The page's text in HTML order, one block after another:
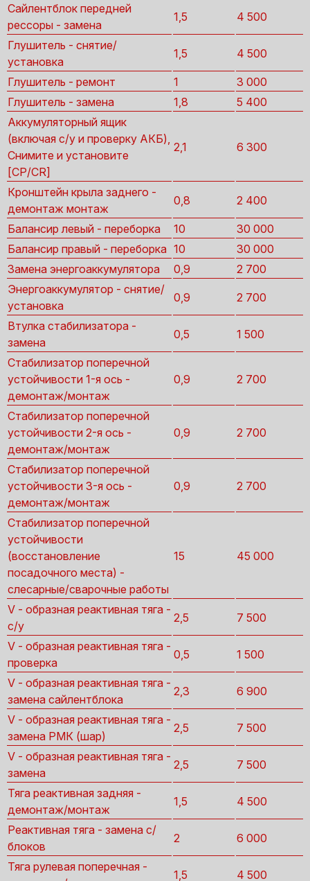
Сайлентблок передней
рессоры - замена
1,5 4 500
Глушитель - снятие/
установка
1,5 4 500
Глушитель - ремонт 1
3 000
Глушитель - замена
1,8
5 400
Аккумуляторный ящик
(включая с/у и проверку АКБ),
Снимите и установите
[CP/CR]
2,1 6 300
Кронштейн крыла заднего -
демонтаж монтаж
0,8 2 400
Балансир левый - переборка 10
30 000
Балансир правый - переборка 10
30 000
Замена энергоаккумулятора
0,9
2 700
Энергоаккумулятор - снятие/
установка
0,9 2 700
Втулка стабилизатора -
замена
0,5 1 500
Стабилизатор поперечной
устойчивости 1-я ось -
демонтаж/монтаж
0,9 2 700
Стабилизатор поперечной
устойчивости 2-я ось -
демонтаж/монтаж
0,9 2 700
Стабилизатор поперечной
устойчивости 3-я ось -
демонтаж/монтаж
0,9 2 700
Стабилизатор поперечной
устойчивости
(восстановление
посадочного места) -
слесарные/сварочные работы
15 45 000
V - образная реактивная тяга -
с/у
2,5 7 500
V - образная реактивная тяга -
проверка
0,5 1 500
V - образная реактивная тяга -
замена сайлентблока
2,3 6 900
V - образная реактивная тяга -
замена РМК (шар)
2,5 7 500
V - образная реактивная тяга -
замена
2,5 7 500
Тяга реактивная задняя -
демонтаж/монтаж
1,5 4 500
Реактивная тяга - замена с/
блоков
2 6 000
Тяга рулевая поперечная -
1,5 4 500